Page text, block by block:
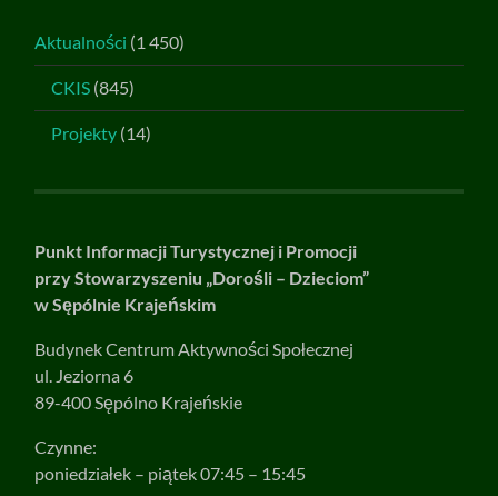
Aktualności (1 450)
CKIS (845)
Projekty (14)
Punkt Informacji Turystycznej i Promocji
przy Stowarzyszeniu „Dorośli – Dzieciom”
w Sępólnie Krajeńskim
Budynek Centrum Aktywności Społecznej
ul. Jeziorna 6
89-400 Sępólno Krajeńskie
Czynne:
poniedziałek – piątek 07:45 – 15:45